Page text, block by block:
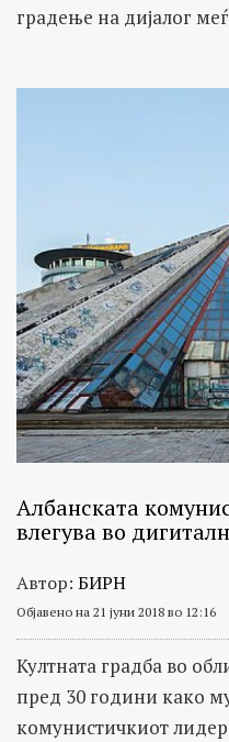
градење на дијалог
Албанската
влегува во
Автор: БИРН
Објавено на 21 јуни 2018 во 12:16
Култната градба во
пред 30 години како
комунистичкиот